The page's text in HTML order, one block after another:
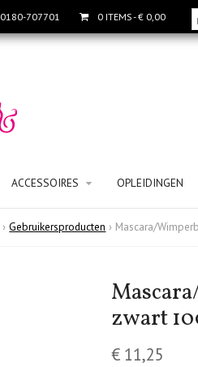
0 ITEMS- € 0,00
0180-707701
ACCESSOIRES OPLEIDINGEN
› Gebruikersproducten › Mascara/
zwart
€ 11,25